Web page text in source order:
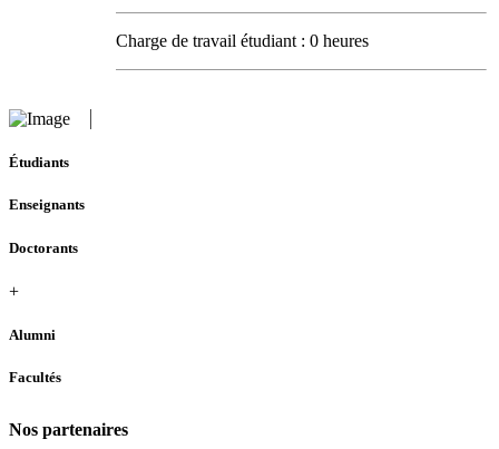
Charge de travail étudiant : 0 heures
Étudiants
Enseignants
Doctorants
+
Alumni
Facultés
Nos partenaires